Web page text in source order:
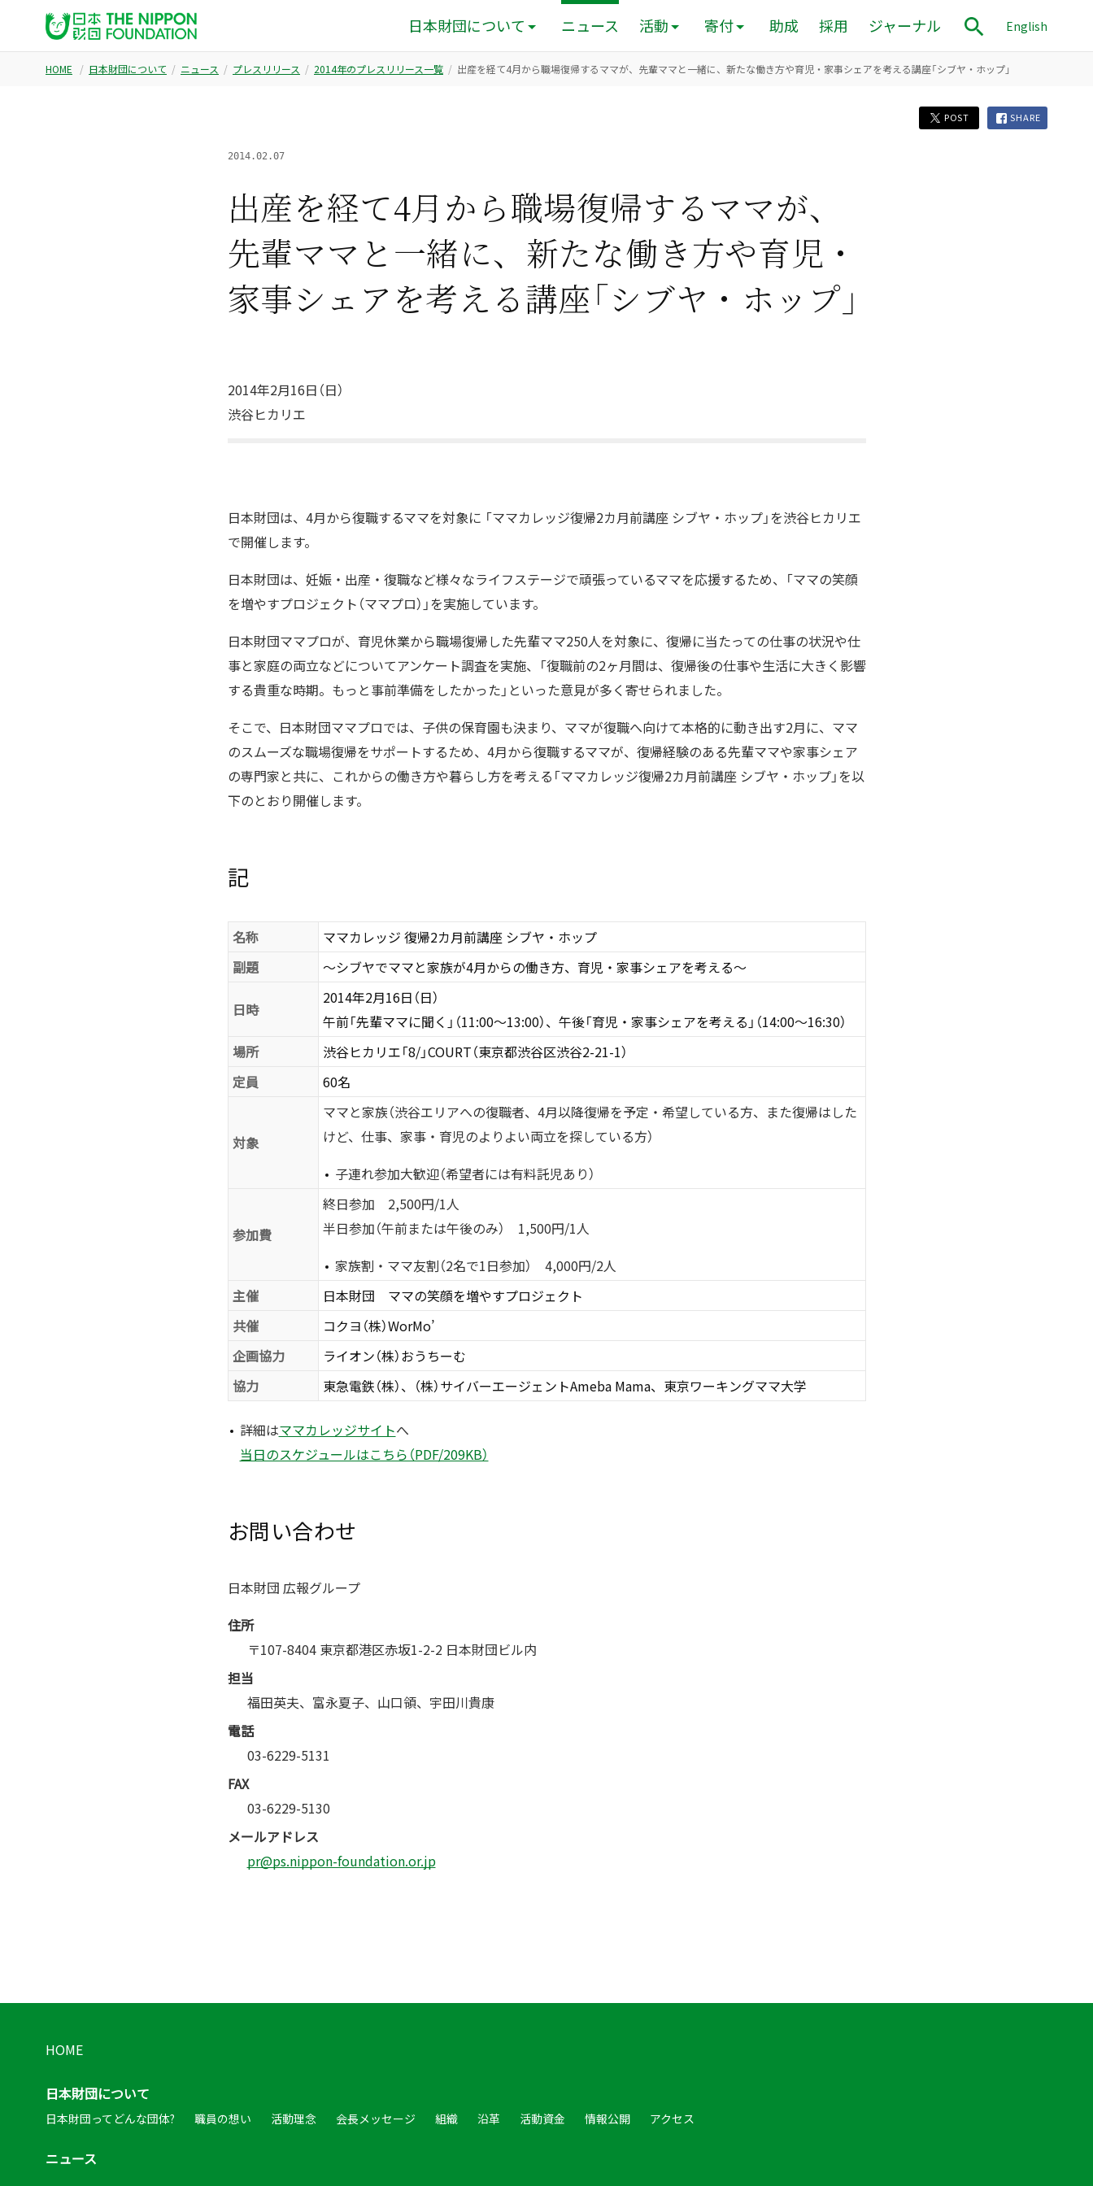
日本財団について ニュース 活動 寄付 助成 採用 ジャーナル English
HOME 日本財団について ニュース プレスリリース 2014年のプレスリリース一覧 出産を経て4月から職場復帰するママが、先輩ママと一緒に、新たな働き方や育児・家事シェアを考える講座「シブヤ・ホップ」
POST SHARE
2014.02.07
出産を経て4月から職場復帰するママが、
先輩ママと一緒に、新たな働き方や育児・
家事シェアを考える講座「シブヤ・ホップ」
2014年2月16日（日）
渋谷ヒカリエ
日本財団は、4月から復職するママを対象に 「ママカレッジ復帰2カ月前講座 シブヤ・ホップ」を渋谷ヒカリエ
で開催します。
日本財団は、妊娠・出産・復職など様々なライフステージで頑張っているママを応援するため、「ママの笑顔
を増やすプロジェクト（ママプロ）」を実施しています。
日本財団ママプロが、育児休業から職場復帰した先輩ママ250人を対象に、復帰に当たっての仕事の状況や仕
事と家庭の両立などについてアンケート調査を実施、「復職前の2ヶ月間は、復帰後の仕事や生活に大きく影響
する貴重な時期。もっと事前準備をしたかった」といった意見が多く寄せられました。
そこで、日本財団ママプロでは、子供の保育園も決まり、ママが復職へ向けて本格的に動き出す2月に、ママ
のスムーズな職場復帰をサポートするため、4月から復職するママが、復帰経験のある先輩ママや家事シェア
の専門家と共に、これからの働き方や暮らし方を考える「ママカレッジ復帰2カ月前講座 シブヤ・ホップ」を以
下のとおり開催します。
記
名称
ママカレッジ 復帰2カ月前講座 シブヤ・ホップ
副題
〜シブヤでママと家族が4月からの働き方、育児・家事シェアを考える〜
日時
2014年2月16日（日）
午前「先輩ママに聞く」（11:00〜13:00）、午後「育児・家事シェアを考える」（14:00〜16:30）
場所
渋谷ヒカリエ「8/」COURT（東京都渋谷区渋谷2-21-1）
定員
60名
対象
ママと家族（渋谷エリアへの復職者、4月以降復帰を予定・希望している方、また復帰はした
けど、仕事、家事・育児のよりよい両立を探している方）
子連れ参加大歓迎（希望者には有料託児あり）
参加費
終日参加 2,500円/1人
半日参加（午前または午後のみ） 1,500円/1人
家族割・ママ友割（2名で1日参加） 4,000円/2人
主催
日本財団 ママの笑顔を増やすプロジェクト
共催
コクヨ（株）WorMo’
企画協力
ライオン（株）おうちーむ
協力
東急電鉄（株）、（株）サイバーエージェントAmeba Mama、東京ワーキングママ大学
詳細はママカレッジサイトへ
当日のスケジュールはこちら（PDF/209KB）
お問い合わせ
日本財団 広報グループ
住所
〒107-8404 東京都港区赤坂1-2-2 日本財団ビル内
担当
福田英夫、富永夏子、山口領、宇田川貴康
電話
03-6229-5131
FAX
03-6229-5130
メールアドレス
pr@ps.nippon-foundation.or.jp
HOME
日本財団について
日本財団ってどんな団体? 職員の想い 活動理念 会長メッセージ 組織 沿革 活動資金 情報公開 アクセス
ニュース